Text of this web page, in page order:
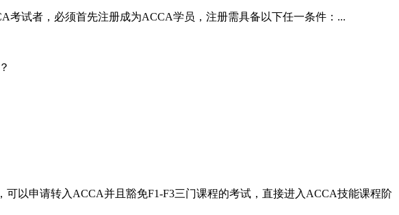
试者，必须首先注册成为ACCA学员，注册需具备以下任一条件：...
以申请转入ACCA并且豁免F1-F3三门课程的考试，直接进入ACCA技能课程阶